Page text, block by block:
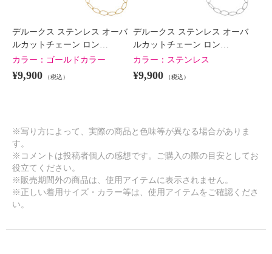
デルークス ステンレス オーバ
ルカットチェーン ロン…
カラー： ゴールドカラー
¥9,900 （税込）
デルークス ステンレス オーバ
ルカットチェーン ロン…
カラー： ステンレス
¥9,900 （税込）
※写り方によって、実際の商品と色味等が異なる場合がありま
す。
※コメントは投稿者個人の感想です。ご購入の際の目安としてお
役立てください。
※販売期間外の商品は、使用アイテムに表示されません。
※正しい着用サイズ・カラー等は、使用アイテムをご確認くださ
い。